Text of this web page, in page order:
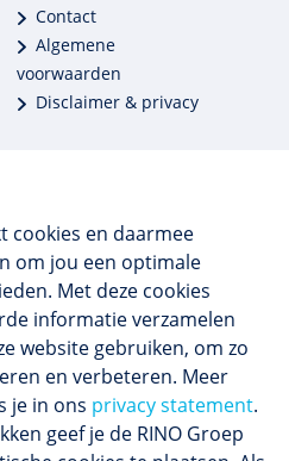
cookies en daarmee
om jou een optimale
Met deze cookies
informatie verzamelen
website gebruiken, om zo
en verbeteren. Meer
je in ons privacy statement.
geef je de RINO Groep
Contact
Algemene
voorwaarden
Disclaimer & privacy
250 opleidingen
in huis
CRKBO-geregistreerd
beoordeling 8,4
ons